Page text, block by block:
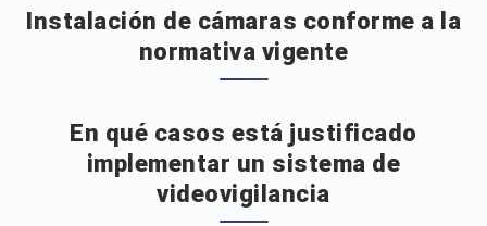
Instalación de cámaras conforme a la
normativa vigente
En qué casos está justificado
implementar un sistema de
videovigilancia